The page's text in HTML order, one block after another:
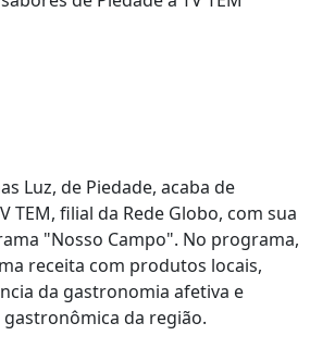
Luz, de Piedade, acaba de
TEM, filial da Rede Globo, com sua
"Nosso Campo". No programa,
receita com produtos locais,
da gastronomia afetiva e
da região.